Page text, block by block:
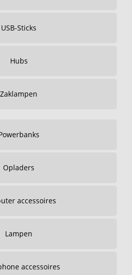
USB-Sticks
Hubs
Zaklampen
Opladers
accessoires
Lampen
accessoires